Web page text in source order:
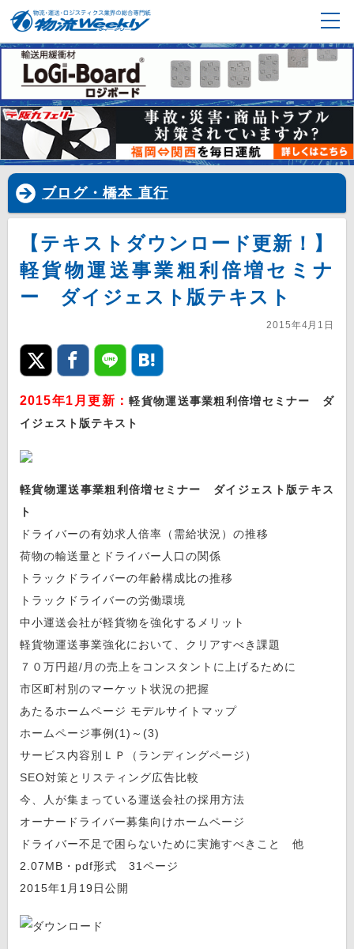
ブログ・橋本 直行
【テキストダウンロード更新！】
軽貨物運送事業粗利倍増セミナ
ー ダイジェスト版テキスト
2015年4月1日
2015年1月更新：軽貨物運送事業粗利倍増セミナー ダ
イジェスト版テキスト
軽貨物運送事業粗利倍増セミナー ダイジェスト版テキス
ト
ドライバーの有効求人倍率（需給状況）の推移
荷物の輸送量とドライバー人口の関係
トラックドライバーの年齢構成比の推移
トラックドライバーの労働環境
中小運送会社が軽貨物を強化するメリット
軽貨物運送事業強化において、クリアすべき課題
７０万円超/月の売上をコンスタントに上げるために
市区町村別のマーケット状況の把握
あたるホームページ モデルサイトマップ
ホームページ事例(1)～(3)
サービス内容別ＬＰ（ランディングページ）
SEO対策とリスティング広告比較
今、人が集まっている運送会社の採用方法
オーナードライバー募集向けホームページ
ドライバー不足で困らないために実施すべきこと 他
2.07MB・pdf形式 31ページ
2015年1月19日公開